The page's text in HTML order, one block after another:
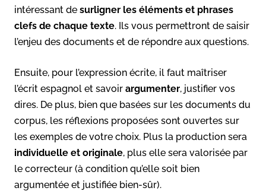
intéressant de surligner les éléments et phrases
clefs de chaque texte. Ils vous permettront de saisir
l’enjeu des documents et de répondre aux questions.
Ensuite, pour l’expression écrite, il faut maîtriser
l’écrit espagnol et savoir argumenter, justifier vos
dires. De plus, bien que basées sur les documents du
corpus, les réflexions proposées sont ouvertes sur
les exemples de votre choix. Plus la production sera
individuelle et originale, plus elle sera valorisée par
le correcteur (à condition qu’elle soit bien
argumentée et justifiée bien-sûr).